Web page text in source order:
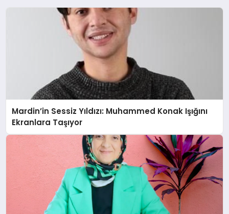
Mardin’in Sessiz Yıldızı: Muhammed Konak Işığını
Ekranlara Taşıyor